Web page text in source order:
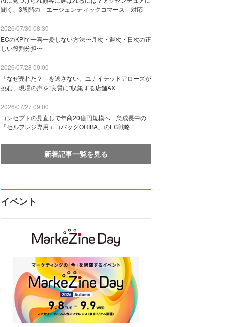
聞く、3段階の「エージェンティックコマース」対応
2026/07/30 08:30
ECのKPIで一喜一憂しない方法〜月次・週次・日次の正
しい役割分担〜
2026/07/28 09:00
「なぜ売れた？」を逃さない。ユナイテッドアローズが
挑む、現場の声を“良質に”収集する店舗AX
2026/07/27 09:00
コンセプトの見直しで年商20億円規模へ 急成長中の
「セルフレジ専用エコバッグORIBA」のEC戦略
新着記事一覧を見る
イベント